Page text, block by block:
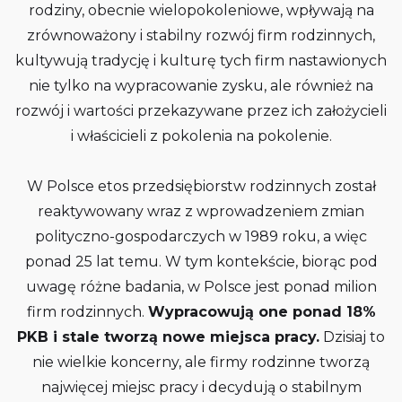
rodziny, obecnie wielopokoleniowe, wpływają na
zrównoważony i stabilny rozwój firm rodzinnych,
kultywują tradycję i kulturę tych firm nastawionych
nie tylko na wypracowanie zysku, ale również na
rozwój i wartości przekazywane przez ich założycieli
i właścicieli z pokolenia na pokolenie.
W Polsce etos przedsiębiorstw rodzinnych został
reaktywowany wraz z wprowadzeniem zmian
polityczno-gospodarczych w 1989 roku, a więc
ponad 25 lat temu. W tym kontekście, biorąc pod
uwagę różne badania, w Polsce jest ponad milion
firm rodzinnych. Wypracowują one ponad 18%
PKB i stale tworzą nowe miejsca pracy. Dzisiaj to
nie wielkie koncerny, ale firmy rodzinne tworzą
najwięcej miejsc pracy i decydują o stabilnym